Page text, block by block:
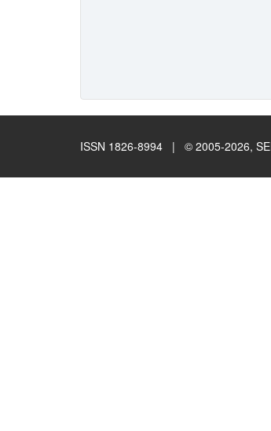
ISSN 1826-8994 | © 2005-2026,